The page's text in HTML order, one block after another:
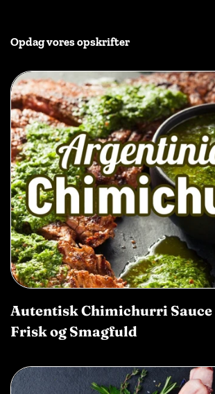
Opdag vores opskrifter
Autentisk Chimichurri
Frisk og Smagfuld